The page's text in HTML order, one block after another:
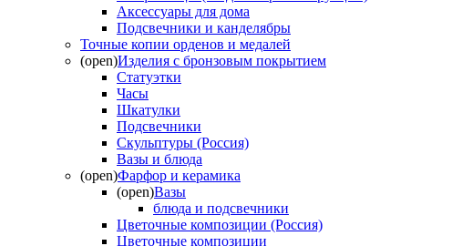
Аксессуары для дома
Подсвечники и канделябры
Точные копии орденов и медалей
(open)Изделия с бронзовым покрытием
Статуэтки
Часы
Шкатулки
Подсвечники
Скульптуры (Россия)
Вазы и блюда
(open)Фарфор и керамика
(open)Вазы
блюда и подсвечники
Цветочные композиции (Россия)
Цветочные композиции